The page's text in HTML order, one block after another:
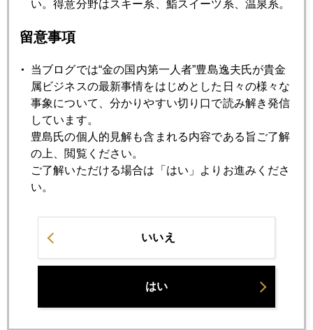
赤字まみれの国、アメリカ
2019年11月15日
韓国経済苦境、日本への影響
2019年11月14日
トランプ弾劾あるか
い。得意分野はスキー系、鮨スイーツ系、温泉系。
留意事項
当ブログでは“金の国内第一人者”豊島逸夫氏が貴金
属ビジネスの最新事情をはじめとした日々の様々な
事象について、分かりやすい切り口で読み解き発信
しています。
豊島氏の個人的見解も含まれる内容である旨ご了解
の上、閲覧ください。
ご了解いただける場合は「はい」よりお進みくださ
い。
いいえ
はい